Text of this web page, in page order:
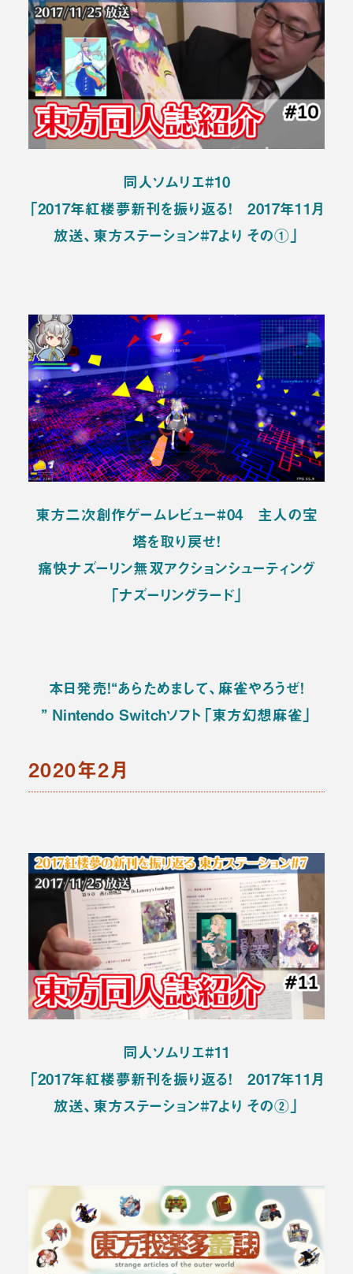
同人ソムリエ#10
「2017年紅楼夢新刊を振り返る！ 2017年11月
放送、東方ステーション#7より その①」
東方二次創作ゲームレビュー#04 主人の宝
塔を取り戻せ！
痛快ナズーリン無双アクションシューティング
「ナズーリングラード」
本日発売！“あらためまして、麻雀やろうぜ!
” Nintendo Switchソフト「東方幻想麻雀」
2020年2月
同人ソムリエ#11
「2017年紅楼夢新刊を振り返る！ 2017年11月
放送、東方ステーション#7より その②」